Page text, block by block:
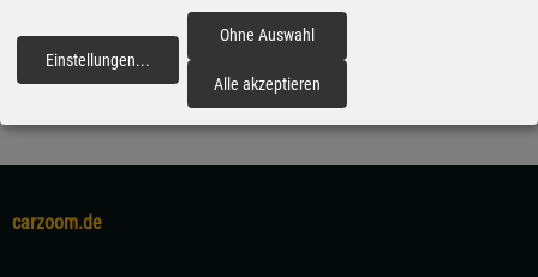
Nutzfahrzeuge Ford Transit Custom
carzoom.de
Einstellungen...
Ohne Auswahl
Alle akzeptieren